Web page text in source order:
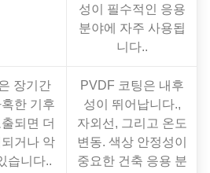
성이 필수적인 응용
분야에 자주 사용됩
니다..
장기간
한 기후
되면 더
거나 악
습니다..
PVDF 코팅은 내후
성이 뛰어납니다.,
자외선, 그리고 온도
변동. 색상 안정성이
중요한 건축 응용 분